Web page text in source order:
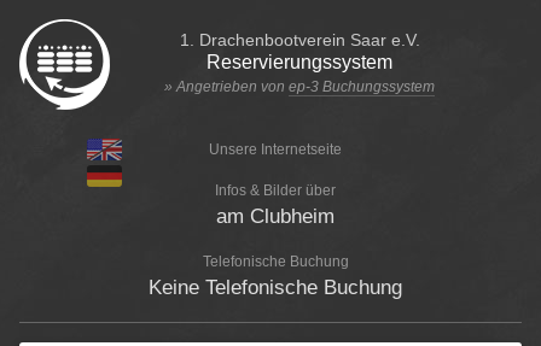
1. Drachenbootverein Saar e.V.
Reservierungssystem
» Angetrieben von ep-3 Buchungssystem
Unsere Internetseite
Infos & Bilder über
am Clubheim
Telefonische Buchung
Keine Telefonische Buchung